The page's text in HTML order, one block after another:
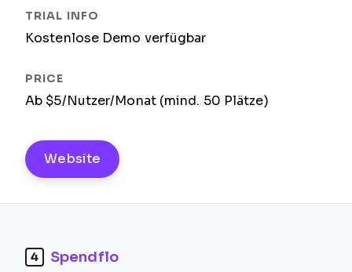
Kostenlose Demo verfügbar
Ab $5/Nutzer/Monat (mind. 50 Plätze)
Website
4 Spendflo